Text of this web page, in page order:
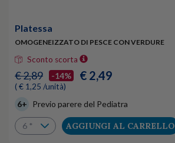
Platessa
OMOGENEIZZATO DI PESCE CON VERDURE
Sconto scorta
€ 2,89 -14% € 2,49
( € 1,25 /unità)
6+ Previo parere del Pediatra
AGGIUNGI AL CARRELLO